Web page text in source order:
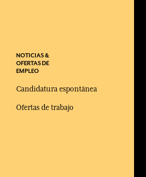
NOTICIAS &
OFERTAS DE
EMPLEO
Candidatura espontánea
Ofertas de trabajo